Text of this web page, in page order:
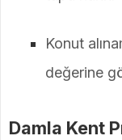
Konut
değerine
Damla Kent